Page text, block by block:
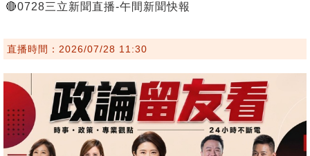
🔴0728三立新聞直播-午間新聞快報
直播時間：2026/07/28 11:30